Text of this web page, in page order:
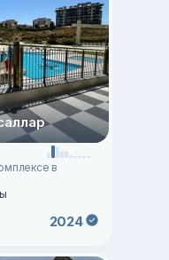
в
2024